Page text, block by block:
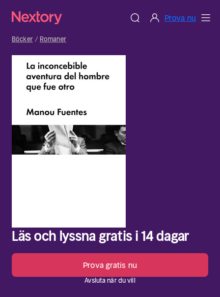
Prova nu
Böcker Romaner
Läs och lyssna gratis i 14 dagar
Prova gratis nu
Avsluta när du vill